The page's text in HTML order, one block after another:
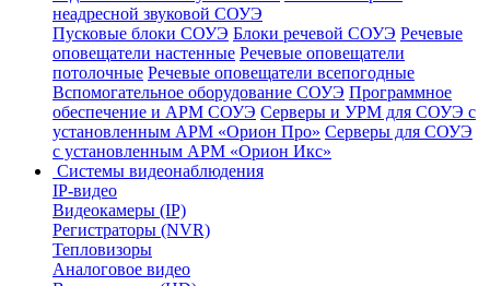
неадресной звуковой СОУЭ
Пусковые блоки СОУЭ Блоки речевой СОУЭ Речевые
оповещатели настенные Речевые оповещатели
потолочные Речевые оповещатели всепогодные
Вспомогательное оборудование СОУЭ Программное
обеспечение и АРМ СОУЭ Серверы и УРМ для СОУЭ с
установленным АРМ «Орион Про» Серверы для СОУЭ
с установленным АРМ «Орион Икс»
Системы видеонаблюдения
IP-видео
Видеокамеры (IP)
Регистраторы (NVR)
Тепловизоры
Аналоговое видео